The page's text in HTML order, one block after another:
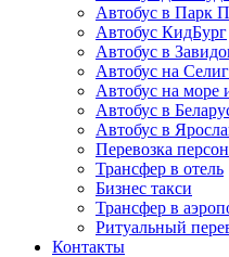
Автобус в Парк
Автобус КидБург
Автобус в
Автобус на
Автобус на море
Автобус в
Автобус в
Перевозка
Трансфер в отель
Бизнес такси
Трансфер в
Ритуальный
Контакты